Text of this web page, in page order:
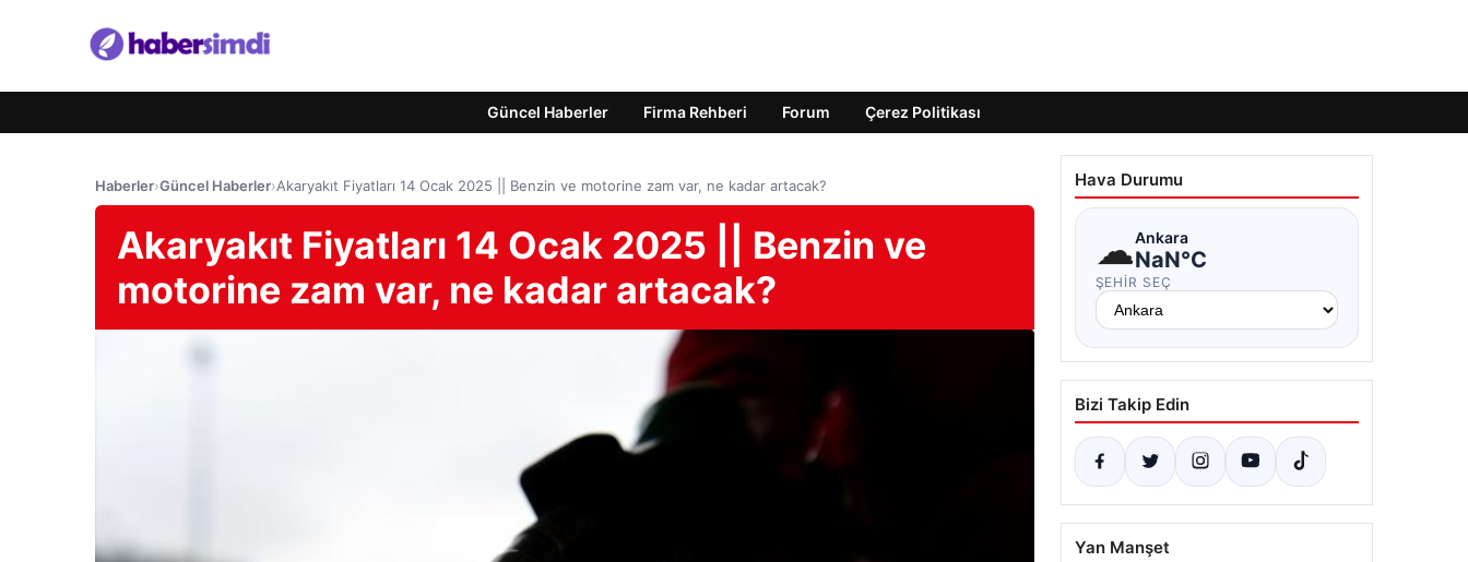
Güncel Haberler Firma Rehberi Forum Çerez Politikası
Haberler›Güncel Haberler›Akaryakıt Fiyatları 14 Ocak 2025 || Benzin ve motorine zam var, ne kadar artacak?
Akaryakıt Fiyatları 14 Ocak 2025 || Benzin ve
motorine zam var, ne kadar artacak?
Hava Durumu
☁Ankara
NaN°C
ŞEHIR SEÇ
Bizi Takip Edin
Yan Manşet